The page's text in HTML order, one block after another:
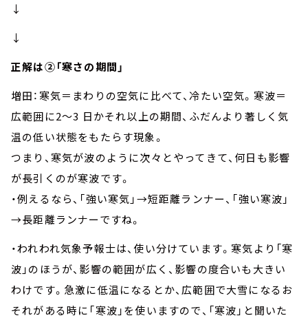
↓
↓
正解は②「寒さの期間」
増田：寒気＝まわりの空気に比べて、冷たい空気。寒波＝
広範囲に2～3 日かそれ以上の期間、ふだんより著しく気
温の低い状態をもたらす現象。
つまり、寒気が波のように次々とやってきて、何日も影響
が長引くのが寒波です。
・例えるなら、「強い寒気」→短距離ランナー、「強い寒波」
→長距離ランナーですね。
・われわれ気象予報士は、使い分けています。寒気より「寒
波」のほうが、影響の範囲が広く、影響の度合いも大きい
わけです。急激に低温になるとか、広範囲で大雪になるお
それがある時に「寒波」を使いますので、「寒波」と聞いた